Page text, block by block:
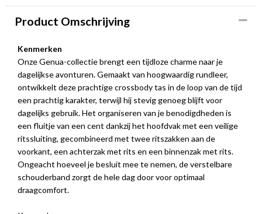
Product Omschrijving
Kenmerken
Onze Genua-collectie brengt een tijdloze charme naar je
dagelijkse avonturen. Gemaakt van hoogwaardig rundleer,
ontwikkelt deze prachtige crossbody tas in de loop van de tijd
een prachtig karakter, terwijl hij stevig genoeg blijft voor
dagelijks gebruik. Het organiseren van je benodigdheden is
een fluitje van een cent dankzij het hoofdvak met een veilige
ritssluiting, gecombineerd met twee ritszakken aan de
voorkant, een achterzak met rits en een binnenzak met rits.
Ongeacht hoeveel je besluit mee te nemen, de verstelbare
schouderband zorgt de hele dag door voor optimaal
draagcomfort.